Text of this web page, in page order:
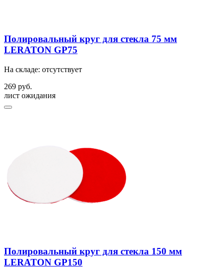
Полировальный круг для стекла 75 мм
LERATON GP75
На складе: отсутствует
269 руб.
лист ожидания
Полировальный круг для стекла 150 мм
LERATON GP150